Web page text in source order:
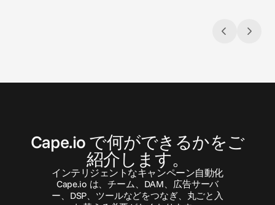
お問 い 合わ せ
Cape.io で何ができるかをご
紹介します。
インテリジェントなキャンペーン自動化
Cape.io は、チーム、DAM、広告サーバ
ー、DSP、ツールなどをつなぎ、丸ごと入